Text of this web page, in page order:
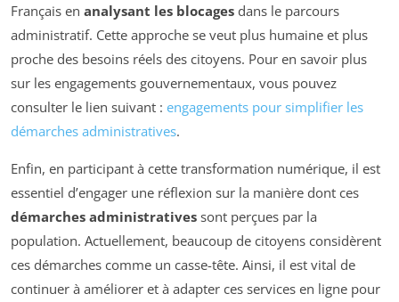
Français en analysant les blocages dans le parcours
administratif. Cette approche se veut plus humaine et plus
proche des besoins réels des citoyens. Pour en savoir plus
sur les engagements gouvernementaux, vous pouvez
consulter le lien suivant : engagements pour simplifier les
démarches administratives.
Enfin, en participant à cette transformation numérique, il est
essentiel d’engager une réflexion sur la manière dont ces
démarches administratives sont perçues par la
population. Actuellement, beaucoup de citoyens considèrent
ces démarches comme un casse-tête. Ainsi, il est vital de
continuer à améliorer et à adapter ces services en ligne pour